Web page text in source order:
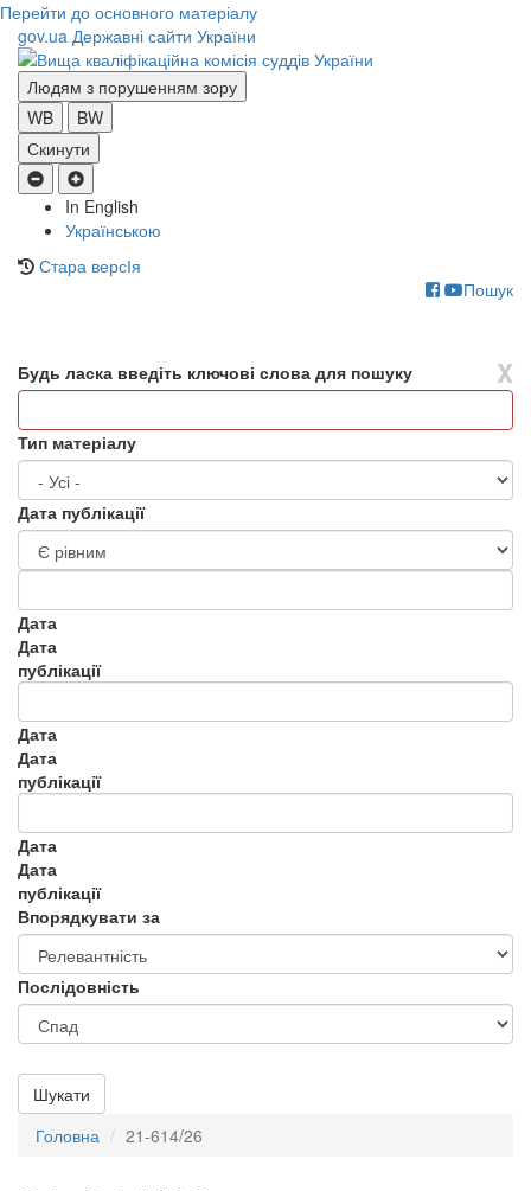
Перейти до основного матеріалу
gov.ua Державні сайти України
Людям з порушенням зору
WB
BW
Скинути
In English
Українською
Стара версІя
Пошук
X
Будь ласка введіть ключові слова для пошуку
Тип матеріалу
Дата публікації
Дата
Дата
публікації
Дата
Дата
публікації
Дата
Дата
публікації
Впорядкувати за
Послідовність
Шукати
Головна
21-614/26